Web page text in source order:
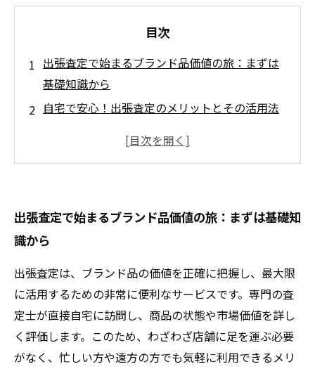
目次
出張査定で始まるブランド品価値の旅：まずは
基礎知識から
自宅で安心！出張査定のメリットとその活用法
査定士との対話で見抜くブランド品の真価と
査定結果を活かした賢いブランド品の売却戦略
信頼できる査定士の選び方と注意点まとめ
ブランド品を無駄なく活用！出張査定の全手順
と実践術
出張査定で始まるブランド品価値の旅：まずは基礎知
識から
出張査定は、ブランド品の価値を正確に把握し、最大限
に活用するための非常に便利なサービスです。専門の査
定士が直接自宅に訪問し、商品の状態や市場価値を詳し
く評価します。このため、わざわざ店舗に足を運ぶ必要
がなく、忙しい方や遠方の方でも気軽に利用できるメリ